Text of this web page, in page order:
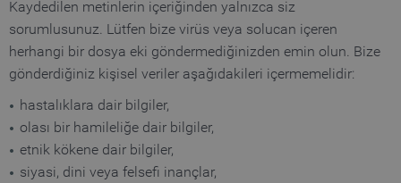
Kaydedilen metinlerin içeriğinden yalnızca siz
sorumlusunuz. Lütfen bize virüs veya solucan içeren
herhangi bir dosya eki göndermediğinizden emin olun. Bize
gönderdiğiniz kişisel veriler aşağıdakileri içermemelidir:
hastalıklara dair bilgiler,
olası bir hamileliğe dair bilgiler,
etnik kökene dair bilgiler,
siyasi, dini veya felsefi inançlar,